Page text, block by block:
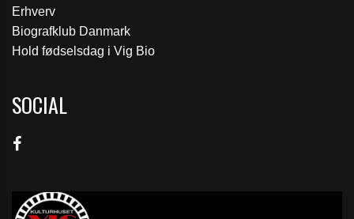
Erhverv
Biografklub Danmark
Hold fødselsdag i Vig Bio
SOCIAL